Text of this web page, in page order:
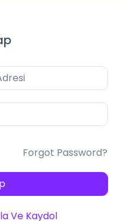
Forgot Password?
Ve Kaydol